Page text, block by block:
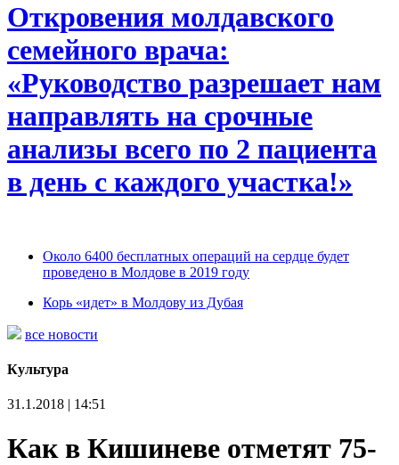
Откровения молдавского
семейного врача:
«Руководство разрешает нам
направлять на срочные
анализы всего по 2 пациента
в день с каждого участка!»
Около 6400 бесплатных операций на сердце будет
проведено в Молдове в 2019 году
Корь «идет» в Молдову из Дубая
все новости
Культура
31.1.2018 | 14:51
Как в Кишиневе отметят 75-